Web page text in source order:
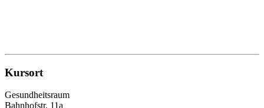
Kursort
Gesundheitsraum
Bahnhofstr. 11a